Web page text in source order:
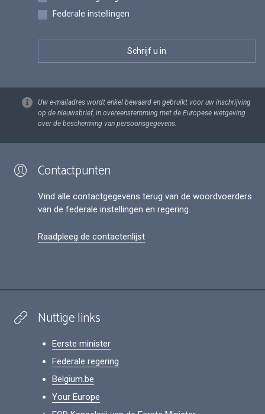
Federale instellingen
Uw e-mailadres wordt enkel bewaard en gebruikt voor uw inschrijving
op de nieuwsbrief, in overeenstemming met de Europese wetgeving
over de bescherming van persoonsgegevens.
Contactpunten
Vind alle contactgegevens terug van de woordvoerders
van de federale instellingen en regering.
Raadpleeg de contactenlijst
Nuttige links
Eerste minister
Federale regering
Belgium.be
Your Europe